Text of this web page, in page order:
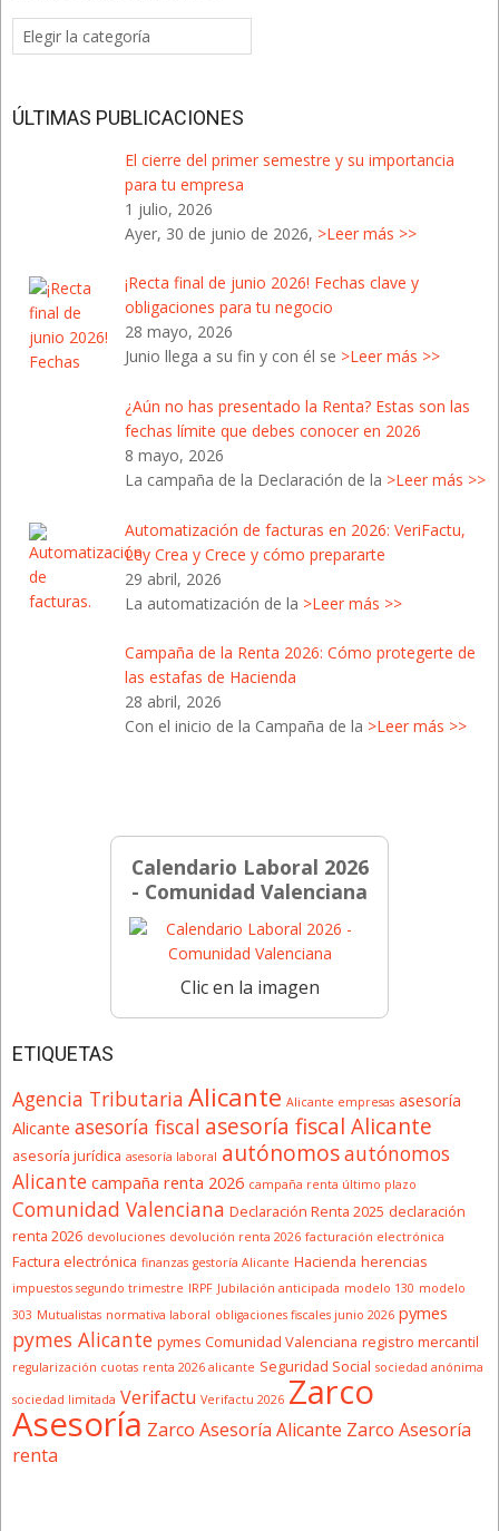
Categorías
del
ÚLTIMAS PUBLICACIONES
El cierre del primer semestre y su importancia
para tu empresa
1 julio, 2026
Ayer, 30 de junio de 2026, >Leer más >>
¡Recta final de junio 2026! Fechas clave y
obligaciones para tu negocio
28 mayo, 2026
Junio llega a su fin y con él se >Leer más >>
¿Aún no has presentado la Renta? Estas son las
fechas límite que debes conocer en 2026
8 mayo, 2026
La campaña de la Declaración de la >Leer más >>
Automatización de facturas en 2026: VeriFactu,
Ley Crea y Crece y cómo prepararte
29 abril, 2026
La automatización de la >Leer más >>
Campaña de la Renta 2026: Cómo protegerte de
las estafas de Hacienda
28 abril, 2026
Con el inicio de la Campaña de la >Leer más >>
Calendario Laboral 2026
- Comunidad Valenciana
Clic en la imagen
ETIQUETAS
Agencia Tributaria Alicante Alicante empresas asesoría
Alicante asesoría fiscal asesoría fiscal Alicante
asesoría jurídica asesoría laboral autónomosautónomos
Alicante campaña renta 2026 campaña renta último plazo
Comunidad Valenciana Declaración Renta 2025 declaración
renta 2026 devoluciones devolución renta 2026 facturación electrónica
Factura electrónica finanzas gestoría Alicante Hacienda herencias
impuestos segundo trimestre IRPF Jubilación anticipada modelo 130 modelo
303 Mutualistas normativa laboral obligaciones fiscales junio 2026 pymes
pymes Alicante pymes Comunidad Valenciana registro mercantil
regularización cuotas renta 2026 alicante Seguridad Social sociedad anónima
sociedad limitada Verifactu Verifactu 2026 Zarco
Asesoría Zarco Asesoría Alicante Zarco Asesoría
renta